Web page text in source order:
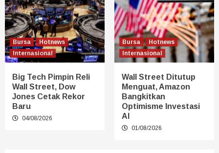
Bursa
Hotnews
Internasional
Big Tech Pimpin Reli
Wall Street, Dow
Jones Cetak Rekor
Baru
04/08/2026
Bursa
Hotnews
Internasional
Wall Street Ditutup
Menguat, Amazon
Bangkitkan
Optimisme Investasi
AI
01/08/2026